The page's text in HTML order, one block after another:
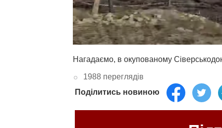
Нагадаємо, в окупованому
1988 переглядів
Поділитись новиною